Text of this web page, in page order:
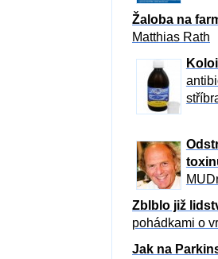
Žaloba na
Matthias Rath
Zblblo již
pohádkami o
Jak na